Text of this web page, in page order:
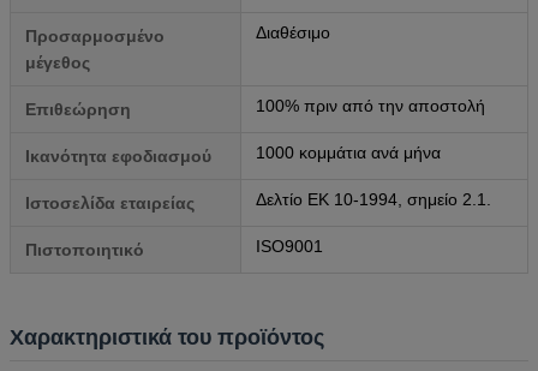
Προσαρμοσμένο
μέγεθος
Διαθέσιμο
Επιθεώρηση 100% πριν από την αποστολή
Ικανότητα εφοδιασμού 1000 κομμάτια ανά μήνα
Ιστοσελίδα εταιρείας Δελτίο ΕΚ 10-1994, σημείο 2.1.
Πιστοποιητικό ISO9001
Χαρακτηριστικά του προϊόντος